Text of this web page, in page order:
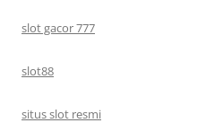
slot gacor 777
slot88
situs slot resmi